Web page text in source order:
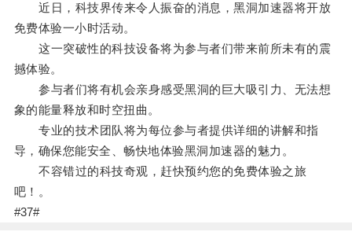
近日，科技界传来令人振奋的消息，黑洞加速器将开放
免费体验一小时活动。
这一突破性的科技设备将为参与者们带来前所未有的震
撼体验。
参与者们将有机会亲身感受黑洞的巨大吸引力、无法想
象的能量释放和时空扭曲。
专业的技术团队将为每位参与者提供详细的讲解和指
导，确保您能安全、畅快地体验黑洞加速器的魅力。
不容错过的科技奇观，赶快预约您的免费体验之旅
吧！。
#37#